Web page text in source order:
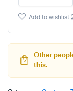
De
Température
Add to wishlist
Other
this.